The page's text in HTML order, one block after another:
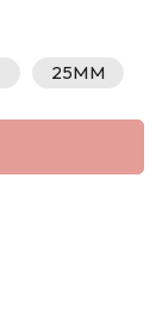
25MM